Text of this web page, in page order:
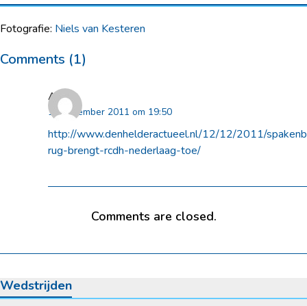
Fotografie: Niels van Kesteren
Comments (1)
Anton
13 december 2011 om 19:50
http://www.denhelderactueel.nl/12/12/2011/spakenb
rug-brengt-rcdh-nederlaag-toe/
Comments are closed.
Wedstrijden